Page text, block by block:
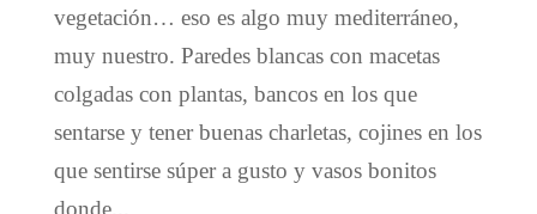
vegetación… eso es algo muy mediterráneo,
muy nuestro. Paredes blancas con macetas
colgadas con plantas, bancos en los que
sentarse y tener buenas charletas, cojines en los
que sentirse súper a gusto y vasos bonitos
donde...